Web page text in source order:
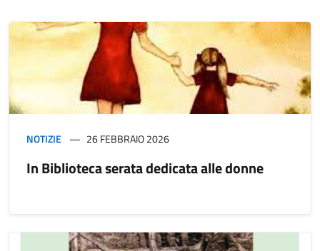
NOTIZIE 26 FEBBRAIO 2026
In Biblioteca serata dedicata alle donne